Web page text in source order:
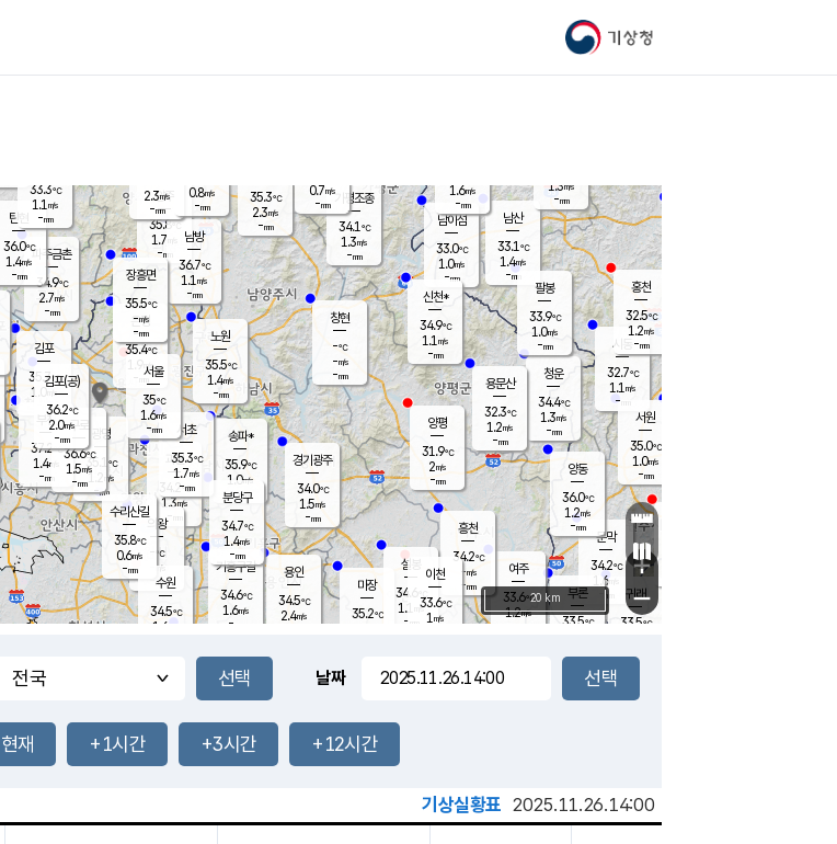
기상청
문막
34.2℃
1.6m/s
mm
남이섬
33.0℃
1.0m/s
-mm
양주
35.8℃
1.7
-mm
부론
33.5℃
과천
34.2℃
1.3m/s
- mm
남산
33.1℃
1.4m/s
-mm
-mm
청운
34.4℃
1.3m/s
-mm
팔봉
33.9℃
1.0m/s
-mm
-mm
용인
34.5℃
2.4m/s
여주
33.6℃
1.2m/s
양동
36.0℃
1.2m/s
-mm
경기광주
34.0℃
1.5m/s
-mm
장호원
1.6m/s
-mm
34.0
℃
파주금촌
34.9℃
2.7m/s
-mm
가평조종
34.1℃
1.3m/s
-mm
35.3℃
2.3m/s
-mm
신천*
34.9℃
1.1 m/s
-mm
창현
-℃
-m/s
-mm
탄현
36.0℃
1.4m/s
-mm
0.7m/s
-mm
35.0℃
2.0m/s
-mm
흥천
34.2℃
-m/s
-mm
마장
35.2℃
의왕
- ℃
m/s
mm
김포
35.7℃
1.0 m/s
mm
설봉
34.6
1.1 m/s
- mm
광명
35.1
℃
1.2 m/s
-mm
부천
37.2℃
1.4m/s
-mm
-mm
구로
36.6℃
1.5m/s
-mm
은평
35.4℃
1.9 m/s
- mm
노원
35.5℃
1.4m/s
-mm
송파*
35.9℃
1.0m/s
-mm
서초
35.3℃
1.7m/s
-mm
남방
36.7℃
1.1 m/s
-mm
기흥구갈
34.6℃
1.6m/s
-
수리산길
35.8℃
0.6m/s
-mm
분당구
34.7℃
1.4m/s
-mm
장흥면
35.5℃
-m/s
-mm
2.3m/s
-mm
시동
32.7℃
1.1 m/s
- mm
귀래
33.5℃
서원
35.0℃
1.0m/s
-mm
용문산
32.3℃
1.2m/s
-mm
김포(공)
36.2℃
2.0m/s
-mm
홍천
32.5℃
1.2m/s
-mm
이천
33.6℃
1 m/s
양평
31.9℃
2m/s
-mm
수원
34.5℃
1.6 m/s
서울
35℃
1.6m/s
-mm
1.3m/s
-mm
33.3℃
1.1 m/s
-mm
0.8m/s
-mm
+
−
20 km
날짜
현재 +1시간 +3시간 +12시간
기상실황표 2025.11.26.14:00